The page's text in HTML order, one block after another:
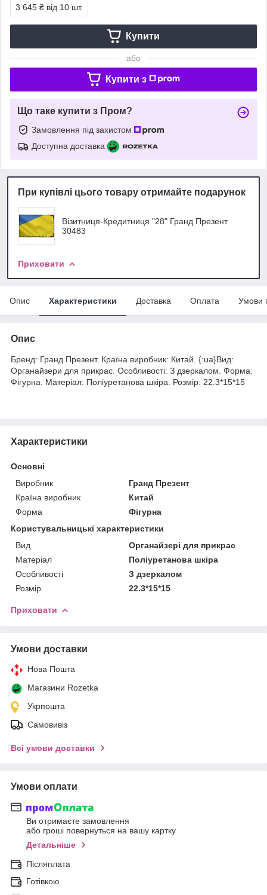
3 645 ₴ від 10 шт.
Купити
або
Купити з
Що таке купити з Пром?
Замовлення під захистом
Доступна доставка
При купівлі цього товару отримайте подарунок
Візитниця-Кредитниця "28" Гранд Презент
30483
Приховати
Опис Характеристики Доставка Оплата Умови
Опис
Бренд: Гранд Презент. Країна виробник: Китай. {:ua}Вид:
Органайзери для прикрас. Особливості: З дзеркалом. Форма:
Фігурна. Матеріал: Поліуретанова шкіра. Розмір: 22.3*15*15
Характеристики
Основні
Виробник
Гранд Презент
Країна виробник
Китай
Форма
Фігурна
Користувальницькі характеристики
Вид
Органайзері для прикрас
Матеріал
Поліуретанова шкіра
Особливості
З дзеркалом
Розмір
22.3*15*15
Приховати
Умови доставки
Нова Пошта
Магазини Rozetka
Укрпошта
Самовивіз
Всі умови доставки
Умови оплати
Ви отримаєте замовлення
або гроші повернуться на вашу картку
Детальніше
Післяплата
Готівкою